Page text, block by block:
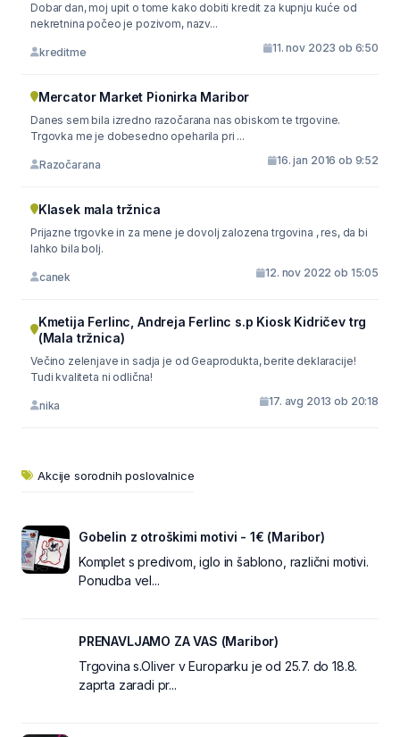
Dobar dan, moj upit o tome kako dobiti kredit za kupnju kuće od
nekretnina počeo je pozivom, nazv...
kreditme 11. nov 2023 ob 6:50
Mercator Market Pionirka Maribor
Danes sem bila izredno razočarana nas obiskom te trgovine.
Trgovka me je dobesedno opeharila pri ...
Razočarana 16. jan 2016 ob 9:52
Klasek mala tržnica
Prijazne trgovke in za mene je dovolj zalozena trgovina , res, da bi
lahko bila bolj.
canek 12. nov 2022 ob 15:05
Kmetija Ferlinc, Andreja Ferlinc s.p Kiosk Kidričev trg
(Mala tržnica)
Večino zelenjave in sadja je od Geaprodukta, berite deklaracije!
Tudi kvaliteta ni odlična!
nika 17. avg 2013 ob 20:18
Akcije sorodnih poslovalnice
Gobelin z otroškimi motivi - 1€ (Maribor)
Komplet s predivom, iglo in šablono, različni motivi.
Ponudba vel...
PRENAVLJAMO ZA VAS (Maribor)
Trgovina s.Oliver v Europarku je od 25.7. do 18.8.
zaprta zaradi pr...